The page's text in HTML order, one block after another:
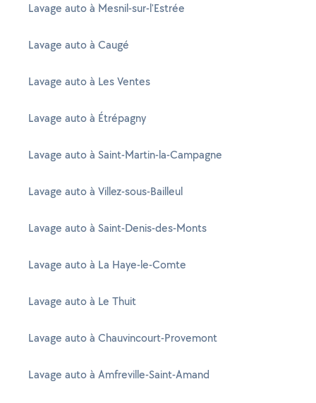
Lavage auto à Mesnil-sur-l'Estrée
Lavage auto à Caugé
Lavage auto à Les Ventes
Lavage auto à Étrépagny
Lavage auto à Saint-Martin-la-Campagne
Lavage auto à Villez-sous-Bailleul
Lavage auto à Saint-Denis-des-Monts
Lavage auto à La Haye-le-Comte
Lavage auto à Le Thuit
Lavage auto à Chauvincourt-Provemont
Lavage auto à Amfreville-Saint-Amand